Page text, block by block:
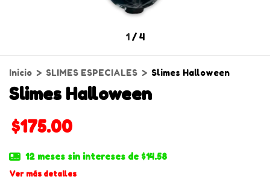
1 / 4
Inicio > SLIMES ESPECIALES > Slimes Halloween
Slimes Halloween
$175.00
12 meses sin intereses de $14.58
Ver más detalles